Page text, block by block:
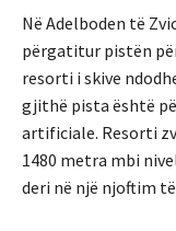
Në Adelboden të
përgatitur pistën
resorti i skive
gjithë pista është
artificiale. Resorti
1480 metra mbi
deri në një njoftim të